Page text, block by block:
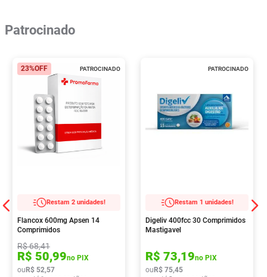
Patrocinado
PATROCINADO
23%OFF
Restam 2 unidades!
Flancox 600mg Apsen 14
Comprimidos
R$68,41
R$ 50,99no PIX
ou R$ 52,57
PATROCINADO
Restam 1 unidades!
Digeliv 400fcc 30 Comprimidos
Mastigavel
R$ 73,19no PIX
ou R$ 75,45